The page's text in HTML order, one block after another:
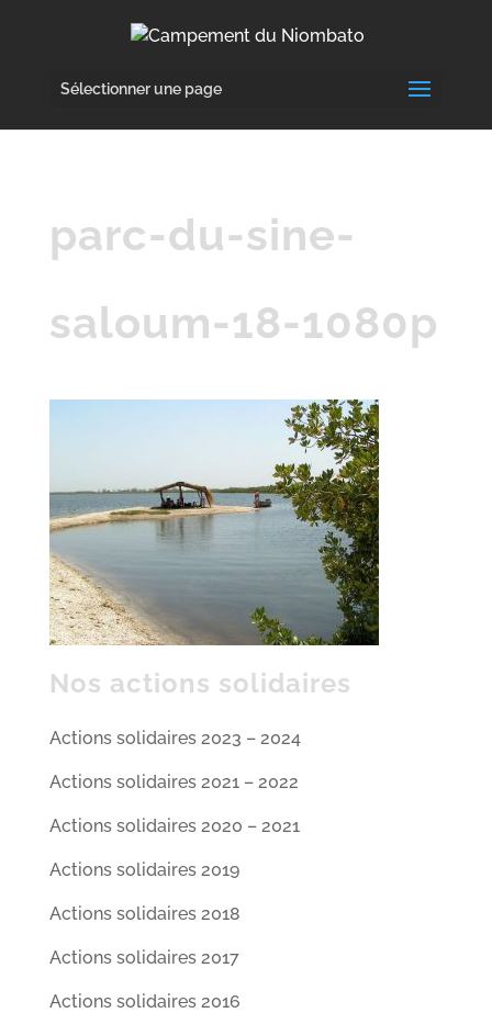
Sélectionner une page
parc-du-sine-
saloum-18-1080p
Nos actions solidaires
Actions solidaires 2023 – 2024
Actions solidaires 2021 – 2022
Actions solidaires 2020 – 2021
Actions solidaires 2019
Actions solidaires 2018
Actions solidaires 2017
Actions solidaires 2016